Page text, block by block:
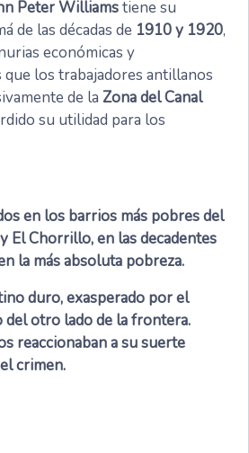
Peter Williamstiene su
de las décadas de 1910 y 1920,
económicas y
que los trabajadores antillanos
de la Zona del Canal
su utilidad para los
en los barrios más pobres del
El Chorrillo, en las decadentes
la más absoluta pobreza.
duro, exasperado por el
del otro lado de la frontera.
reaccionaban a su suerte
crimen.